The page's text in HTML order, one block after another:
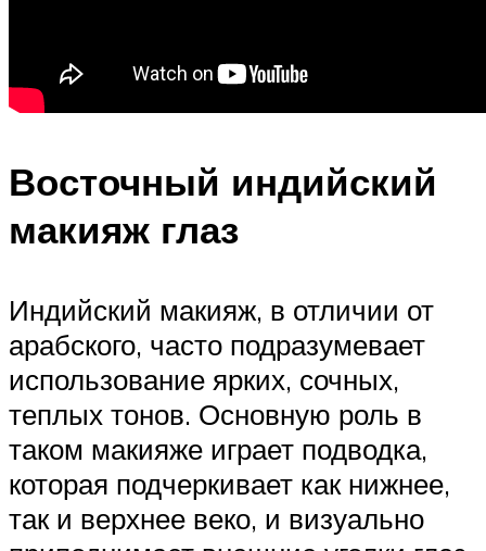
Восточный индийский
макияж глаз
Индийский макияж, в отличии от
арабского, часто подразумевает
использование ярких, сочных,
теплых тонов. Основную роль в
таком макияже играет подводка,
которая подчеркивает как нижнее,
так и верхнее веко, и визуально